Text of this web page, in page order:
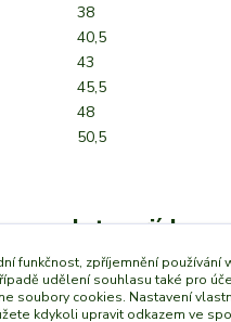
38
40,5
43
45,5
48
50,5
v kategoriích
a overaly
a soupravy
funkčnost, zpříjemnění používání
udělení souhlasu také pro
soubory cookies. Nastavení
kdykoli upravit odkazem ve